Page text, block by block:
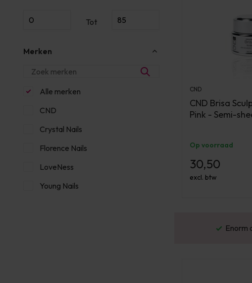
Tot
Merken
Alle merken
CND
Crystal Nails
Florence Nails
LoveNess
Young Nails
CND
CND Brisa
Pink - Semi-
Op voorraad
30,50
excl. btw
Enorm